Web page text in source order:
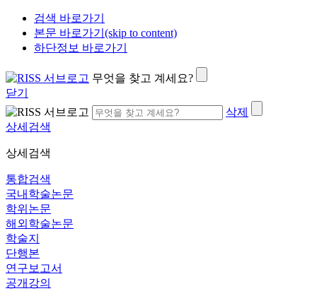
검색 바로가기
본문 바로가기(skip to content)
하단정보 바로가기
무엇을 찾고 계세요?
닫기
삭제
상세검색
상세검색
통합검색
국내학술논문
학위논문
해외학술논문
학술지
단행본
연구보고서
공개강의